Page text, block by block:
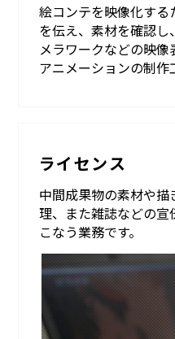
絵コンテを映像化する
を伝え、素材を確認し
メラワークなどの映像
アニメーションの制作
ライセンス
中間成果物の素材や描
理、また雑誌などの宣
こなう業務です。